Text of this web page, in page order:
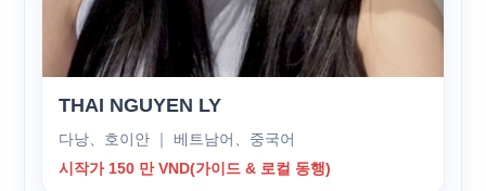
THAI NGUYEN LY
다낭、호이안 ｜ 베트남어、중국어
시작가 150 만 VND(가이드 & 로컬 동행)